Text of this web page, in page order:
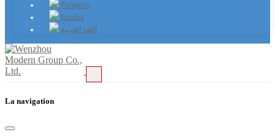
Português
Español
اللغة العربية
La navigation